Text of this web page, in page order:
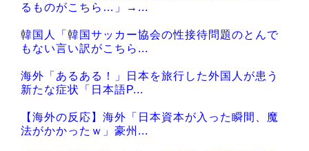
るものがこちら…」→...
韓国人「韓国サッカー協会の性接待問題のとんで
もない言い訳がこちら...
海外「あるある！」日本を旅行した外国人が患う
新たな症状「日本語P...
【海外の反応】海外「日本資本が入った瞬間、魔
法がかかったｗ」豪州...